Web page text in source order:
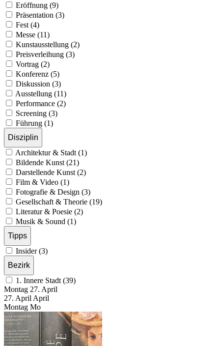
Eröffnung (9)
Präsentation (3)
Fest (4)
Messe (11)
Kunstausstellung (2)
Preisverleihung (3)
Vortrag (2)
Konferenz (5)
Diskussion (3)
Ausstellung (11)
Performance (2)
Screening (3)
Führung (1)
Disziplin
Architektur & Stadt (1)
Bildende Kunst (21)
Darstellende Kunst (2)
Film & Video (1)
Fotografie & Design (3)
Gesellschaft & Theorie (19)
Literatur & Poesie (2)
Musik & Sound (1)
Tipps
Insider (3)
Bezirk
1. Innere Stadt (39)
Montag 27. April
27. April April
Montag Mo